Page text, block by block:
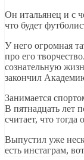
Он итальянец и с
что будет
У него огромная
про его
сознательную
закончил
Занимается
В пятнадцать лет
считает, что
Выпустил уже
есть инстаграм,